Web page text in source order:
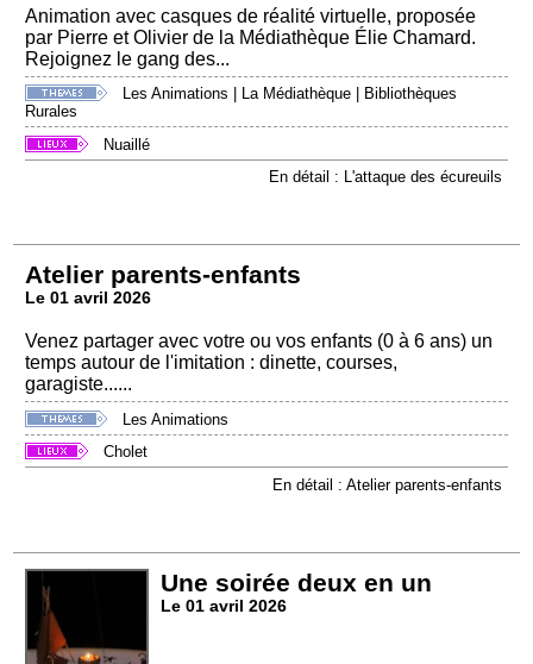
Animation avec casques de réalité virtuelle, proposée
par Pierre et Olivier de la Médiathèque Élie Chamard.
Rejoignez le gang des...
Les Animations La Médiathèque
Bibliothèques
Rurales
Nuaillé
En détail : L'attaque des écureuils
Atelier parents-enfants
Le 01 avril 2026
Venez partager avec votre ou vos enfants (0 à 6 ans) un
temps autour de l'imitation : dinette, courses,
garagiste......
Les Animations
Cholet
En détail : Atelier parents-enfants
Une soirée deux en un
Le 01 avril 2026